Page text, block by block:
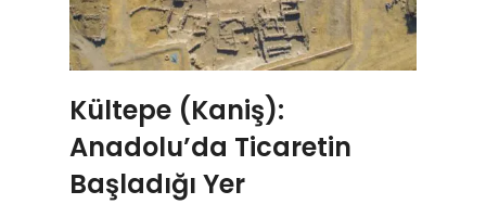
Kültepe (Kaniş):
Anadolu’da Ticaretin
Başladığı Yer